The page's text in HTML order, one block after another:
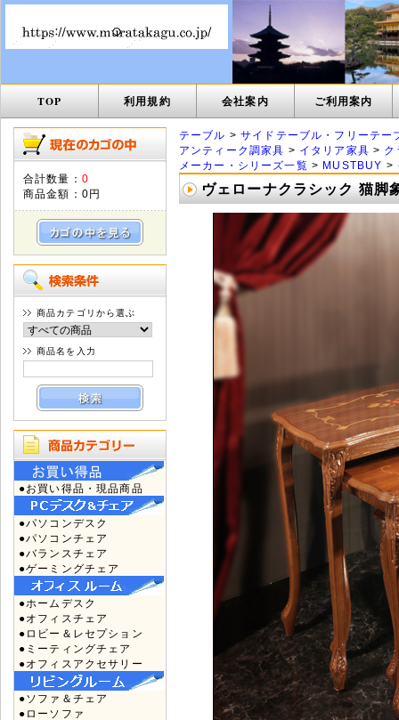
TOP 利用規約 会社案内 ご利用案内
合計数量： 0
商品金額： 0円
商品カテゴリから選ぶ
商品名を入力
●お買い得品・現品商品
●パソコンデスク
●パソコンチェア
●バランスチェア
●ゲーミングチェア
●ホームデスク
●オフィスチェア
●ロビー＆レセプション
●ミーティングチェア
●オフィスアクセサリー
●ソファ＆チェア
●ローソファ
テーブル >サイドテーブル・フリーテー
アンティーク調家具 > イタリア家具 > ク
メーカー・シリーズ一覧 > MUSTBUY >
ヴェローナクラシック 猫脚